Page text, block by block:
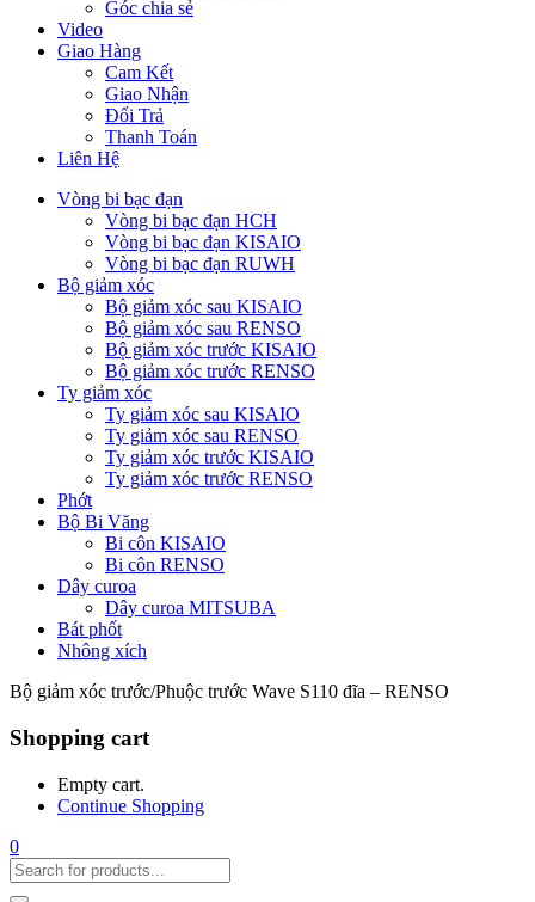
Góc chia sẻ
Video
Giao Hàng
Cam Kết
Giao Nhận
Đổi Trả
Thanh Toán
Liên Hệ
Vòng bi bạc đạn
Vòng bi bạc đạn HCH
Vòng bi bạc đạn KISAIO
Vòng bi bạc đạn RUWH
Bộ giảm xóc
Bộ giảm xóc sau KISAIO
Bộ giảm xóc sau RENSO
Bộ giảm xóc trước KISAIO
Bộ giảm xóc trước RENSO
Ty giảm xóc
Ty giảm xóc sau KISAIO
Ty giảm xóc sau RENSO
Ty giảm xóc trước KISAIO
Ty giảm xóc trước RENSO
Phớt
Bộ Bi Văng
Bi côn KISAIO
Bi côn RENSO
Dây curoa
Dây curoa MITSUBA
Bát phốt
Nhông xích
Bộ giảm xóc trước/Phuộc trước Wave S110 đĩa – RENSO
Shopping cart
Empty cart.
Continue Shopping
0